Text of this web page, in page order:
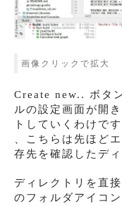
画像クリックで拡大
Create new.. ボタ
ルの設定画面が開
トしていくわけで
、こちらは先ほど
存先を確認したデ
ディレクトリを直
のフォルダアイコ